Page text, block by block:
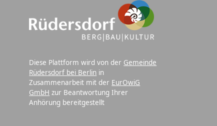
Diese Plattform wird von der Gemeinde
Rüdersdorf bei Berlin in
Zusammenarbeit mit der EurOwiG
GmbH zur Beantwortung Ihrer
Anhörung bereitgestellt